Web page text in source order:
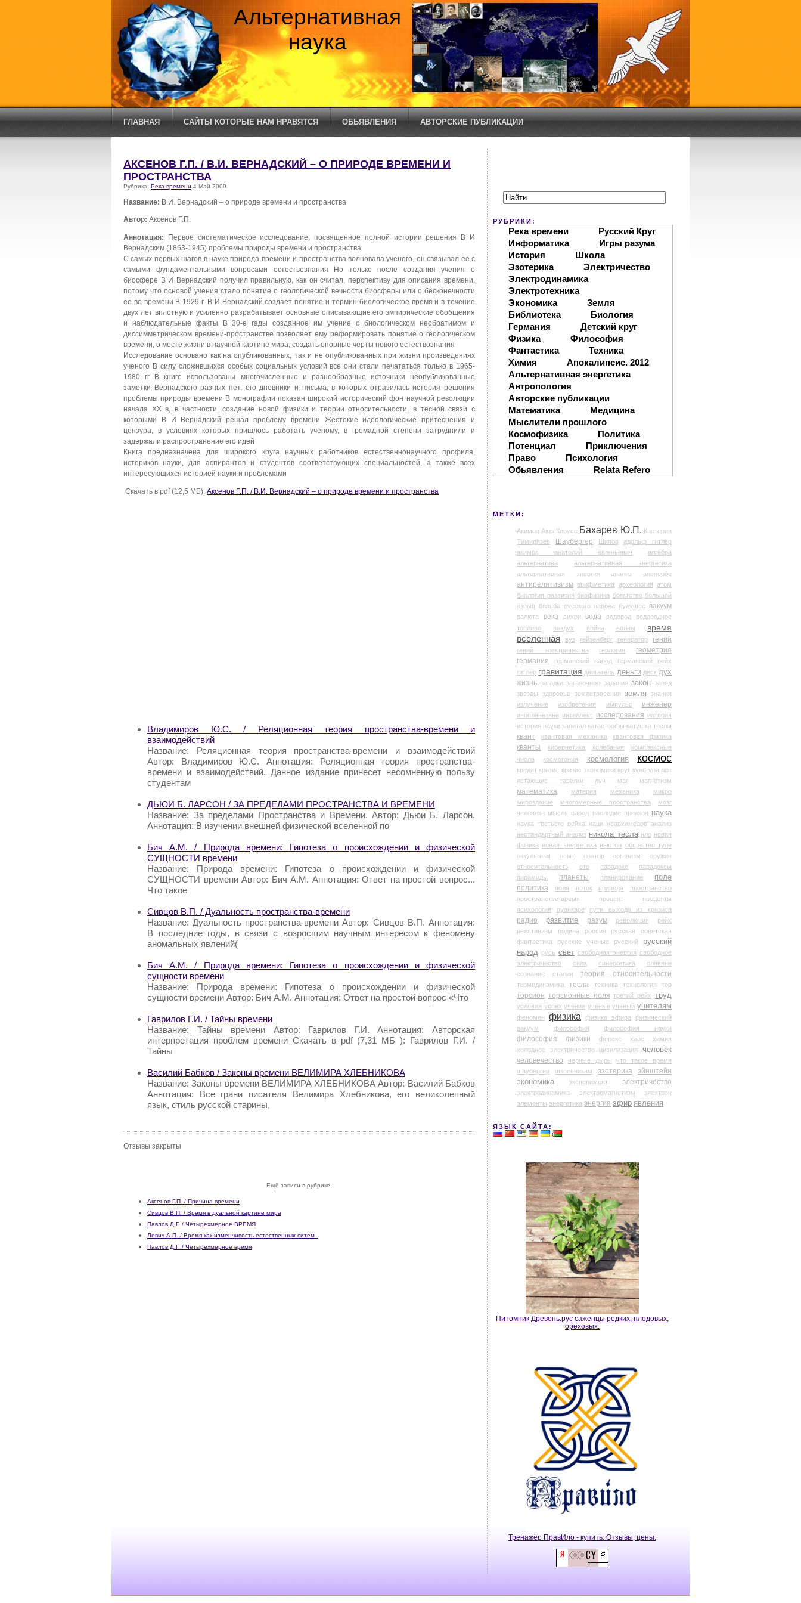
Альтернативная
наука
ГЛАВНАЯ САЙТЫ КОТОРЫЕ НАМ НРАВЯТСЯ ОБЬЯВЛЕНИЯ АВТОРСКИЕ ПУБЛИКАЦИИ
АКСЕНОВ Г.П. / В.И. ВЕРНАДСКИЙ – О ПРИРОДЕ ВРЕМЕНИ И
ПРОСТРАНСТВА
Рубрика: Река времени 4 Май 2009
Название: В.И. Вернадский – о природе времени и пространства
Автор: Аксенов Г.П.
Аннотация: Первое систематическое исследование, посвященное полной истории решения В И
Вернадским (1863-1945) проблемы природы времени и пространства
С самых первых шагов в науке природа времени и пространства волновала ученого, он связывал ее с
самыми фундаментальными вопросами естествознания Но только после создания учения о
биосфере В И Вернадский получил правильную, как он считал, перспективу для описания времени,
потому что основой учения стало понятие о геологической вечности биосферы или о бесконечности
ее во времени В 1929 г. В И Вернадский создает понятие и термин биологическое время и в течение
двух лет вплотную и усиленно разрабатывает основные описывающие его эмпирические обобщения
и наблюдательные факты В 30-е гады созданное им учение о биологическом необратимом и
диссимметрическом времени-пространстве позволяет ему реформировать понятие о геологическом
времени, о месте жизни в научной картине мира, создать опорные черты нового естествознания
Исследование основано как на опубликованных, так и не опубликованных при жизни произведениях
ученого В силу сложившихся особых социальных условий все они стали печататься только в 1965-
1980 гг В книге использованы многочисленные и разнообразные источники неопубликованные
заметки Вернадского разных пет, его дневники и письма, в которых отразилась история решения
проблемы природы времени В монографии показан широкий исторический фон научной революции
начала XX в, в частности, создание новой физики и теории относительности, в тесной связи с
которыми В И Вернадский решал проблему времени Жестокие идеологические притеснения и
цензура, в условиях которых пришлось работать ученому, в громадной степени затруднили и
задержали распространение его идей
Книга предназначена для широкого круга научных работников естественнонаучного профиля,
историков науки, для аспирантов и студентов соответствующих специальностей, а также всех
интересующихся историей науки и проблемами
Скачать в pdf (12,5 МБ): Аксенов Г.П. / В.И. Вернадский – о природе времени и пространства
Владимиров Ю.С. / Реляционная теория пространства-времени и
взаимодействий
Название: Реляционная теория пространства-времени и взаимодействий
Автор: Владимиров Ю.С. Аннотация: Реляционная теория пространства-
времени и взаимодействий. Данное издание принесет несомненную пользу
студентам
ДЬЮИ Б. ЛАРСОН / ЗА ПРЕДЕЛАМИ ПРОСТРАНСТВА И ВРЕМЕНИ
Название: За пределами Пространства и Времени. Автор: Дьюи Б. Ларсон.
Аннотация: В изучении внешней физической вселенной по
Бич А.М. / Природа времени: Гипотеза о происхождении и физической
СУЩНОСТИ времени
Название: Природа времени: Гипотеза о происхождении и физической
СУЩНОСТИ времени Автор: Бич А.М. Аннотация: Ответ на простой вопрос...
Что такое
Сивцов В.П. / Дуальность пространства-времени
Название: Дуальность пространства-времени Автор: Сивцов В.П. Аннотация:
В последние годы, в связи с возросшим научным интересом к феномену
аномальных явлений(
Бич A.M. / Природа времени: Гипотеза о происхождении и физической
сущности времени
Название: Природа времени: Гипотеза о происхождении и физической
сущности времени Автор: Бич A.M. Аннотация: Ответ на простой вопрос «Что
Гаврилов Г.И. / Тайны времени
Название: Тайны времени Автор: Гаврилов Г.И. Аннотация: Авторская
интерпретация проблем времени Скачать в pdf (7,31 МБ ): Гаврилов Г.И. /
Тайны
Василий Бабков / Законы времени ВЕЛИМИРА ХЛЕБНИКОВА
Название: Законы времени ВЕЛИМИРА ХЛЕБНИКОВА Автор: Василий Бабков
Аннотация: Все грани писателя Велимира Хлебникова, его великолепный
язык, стиль русской старины,
Отзывы закрыты
Ещё записи в рубрике:
Аксенов Г.П. / Причина времени
Сивцов В.П. / Время в дуальной картине мира
Павлов Д.Г. / Четырехмерное ВРЕМЯ
Левич А.П. / Время как изменчивость естественных ситем..
Павлов Д.Г. / Четырехмерное время
РУБРИКИ:
Река времени
Русский Круг
Информатика
Игры разума
История
Школа
Эзотерика
Электричество
Электродинамика
Электротехника
Экономика
Земля
Библиотека
Биология
Германия
Детский круг
Физика
Философия
Фантастика
Техника
Химия
Апокалипсис. 2012
Альтернативная энергетика
Антропология
Авторские публикации
Математика
Медицина
Мыслители прошлого
Космофизика
Политика
Потенциал
Приключения
Право
Психология
Обьявления
Relata Refero
МЕТКИ:
Акимов Аюр Кирусс Бахарев Ю.П. Кастерин
Тимирязев
Шаубергер Шипов
адольф гитлер
акимов анатолий евгеньевич
алгебра
альтернатива
альтернативная энергетика
альтернативная энергия
анализ аненербе
антирелятивизм арифметика археология атом
биология развития биофизика богатство большой
взрыв
борьба русского народа будущее вакуум
валюта века вихри вода водород
водородное
топливо
воздух война волны
время
вселенная
вуз гейзенберг генератор гений
гений электричества геология
геометрия
германия
германский народ
германский рейх
гитлер гравитация двигатель деньги диск дух
жизнь загадки загадочное задания закон заряд
звезды
здоровье землетрясения земля
знания
излучение
изобретения импульс инженер
инопланетяне интеллект исследования история
история науки капитал катастрофы катушка теслы
квант квантовая механика квантовая физика
кванты кибернетика колебания
комплексные
числа
космогония космология космос
кредит кризис кризис экономики круг культура лес
летающие тарелки
луч маг магнетизм
математика материя механика
микро
мироздание
многомерные пространства
мозг
человека мысль народ наследие предков наука
наука третьего рейха наци
неархимедов анализ
нестандартный анализ никола тесла нло новая
физика новая энергетика ньютон общество туле
оккультизм
опыт оратор организм
оружие
относительность
ото парадокс
парадоксы
пирамиды
планеты планирование
поле
политика
поля поток природа
пространство
пространство-время
процент
проценты
психология
пуанкаре пути выхода из кризиса
радио развитие разум революция
рейх
релятивизм
родина россия
русская советская
фантастика
русские ученые русский
русский
народ русь свет свободная энергия свободное
электричество
сила синергетика
славяне
сознание
сталин теория относительности
термодинамика тесла техника технология тор
торсион торсионные поля третий рейх труд
условия успех учение ученые ученый учителям
феномен физика физика эфира
физический
вакуум
философия философия науки
философия физики форекс хаос
химия
холодное электричество
цивилизация человек
человечество черные дыры
что такое время
шаубергер
школьникам эзотерика
эйнштейн
экономика
эксперимент электричество
электродинамика электромагнетизм
электрон
элементы энергетика энергия эфир явления
ЯЗЫК САЙТА:
Питомник Древень.рус саженцы редких, плодовых,
ореховых.
Тренажёр ПравИло - купить. Отзывы, цены.